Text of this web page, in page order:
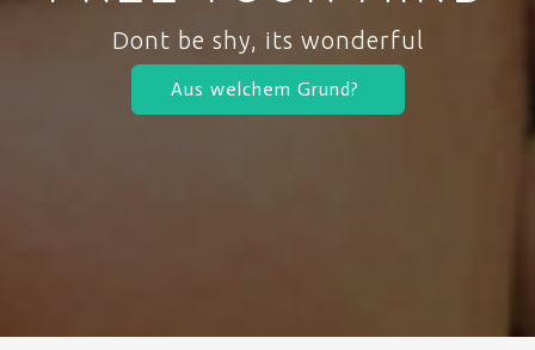
Dont be shy, its wonderful
Aus welchem Grund?